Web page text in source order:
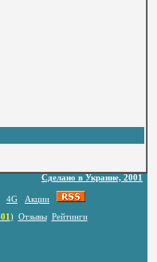
Сделано в Украине, 2001
4G
Акции
) Отзывы Рейтинги